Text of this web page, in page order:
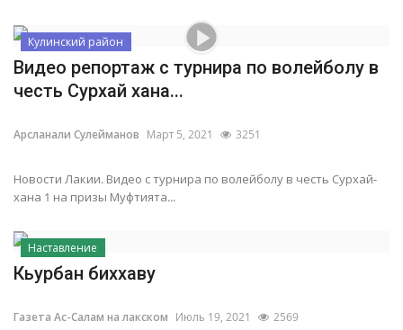
Кулинский район
Видео репортаж с турнира по волейболу в
честь Сурхай хана...
Арсланали Сулейманов Март 5, 2021 3251
Новости Лакии. Видео с турнира по волейболу в честь Сурхай-
хана 1 на призы Муфтията...
Наставление
Кьурбан биххаву
Газета Ас-Салам на лакском Июль 19, 2021 2569